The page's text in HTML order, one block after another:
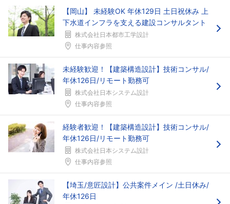
【岡山】 未経験OK 年休129日 土日祝休み 上
下水道インフラを支える建設コンサルタント
株式会社日本都市工学設計
仕事内容参照
未経験歓迎！【建築構造設計】技術コンサル/
年休126日/リモート勤務可
株式会社日本システム設計
仕事内容参照
経験者歓迎！【建築構造設計】技術コンサル/
年休126日/リモート勤務可
株式会社日本システム設計
仕事内容参照
【埼玉/意匠設計】公共案件メイン /土日休み/
年休126日